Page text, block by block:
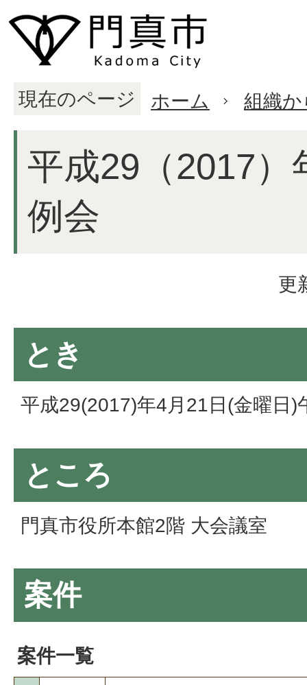
現在のページ ホーム 組織
平成29（2017）
例会
更
とき
平成29(2017)年4月21日(金曜日)
ところ
門真市役所本館2階 大会議室
案件
案件一覧